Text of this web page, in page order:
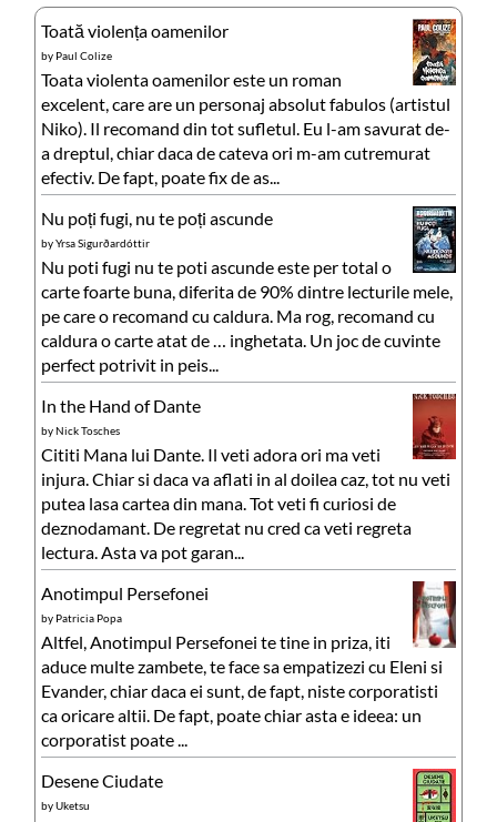
Toată violența oamenilor
by Paul Colize
Toata violenta oamenilor este un roman
excelent, care are un personaj absolut fabulos (artistul
Niko). Il recomand din tot sufletul. Eu l-am savurat de-
a dreptul, chiar daca de cateva ori m-am cutremurat
efectiv. De fapt, poate fix de as...
Nu poți fugi, nu te poți ascunde
byYrsa Sigurðardóttir
Nu poti fugi nu te poti ascunde este per total o
carte foarte buna, diferita de 90% dintre lecturile mele,
pe care o recomand cu caldura. Ma rog, recomand cu
caldura o carte atat de … inghetata. Un joc de cuvinte
perfect potrivit in peis...
In the Hand of Dante
byNick Tosches
Cititi Mana lui Dante. Il veti adora ori ma veti
injura. Chiar si daca va aflati in al doilea caz, tot nu veti
putea lasa cartea din mana. Tot veti fi curiosi de
deznodamant. De regretat nu cred ca veti regreta
lectura. Asta va pot garan...
Anotimpul Persefonei
by Patricia Popa
Altfel, Anotimpul Persefonei te tine in priza, iti
aduce multe zambete, te face sa empatizezi cu Eleni si
Evander, chiar daca ei sunt, de fapt, niste corporatisti
ca oricare altii. De fapt, poate chiar asta e ideea: un
corporatist poate ...
Desene Ciudate
byUketsu